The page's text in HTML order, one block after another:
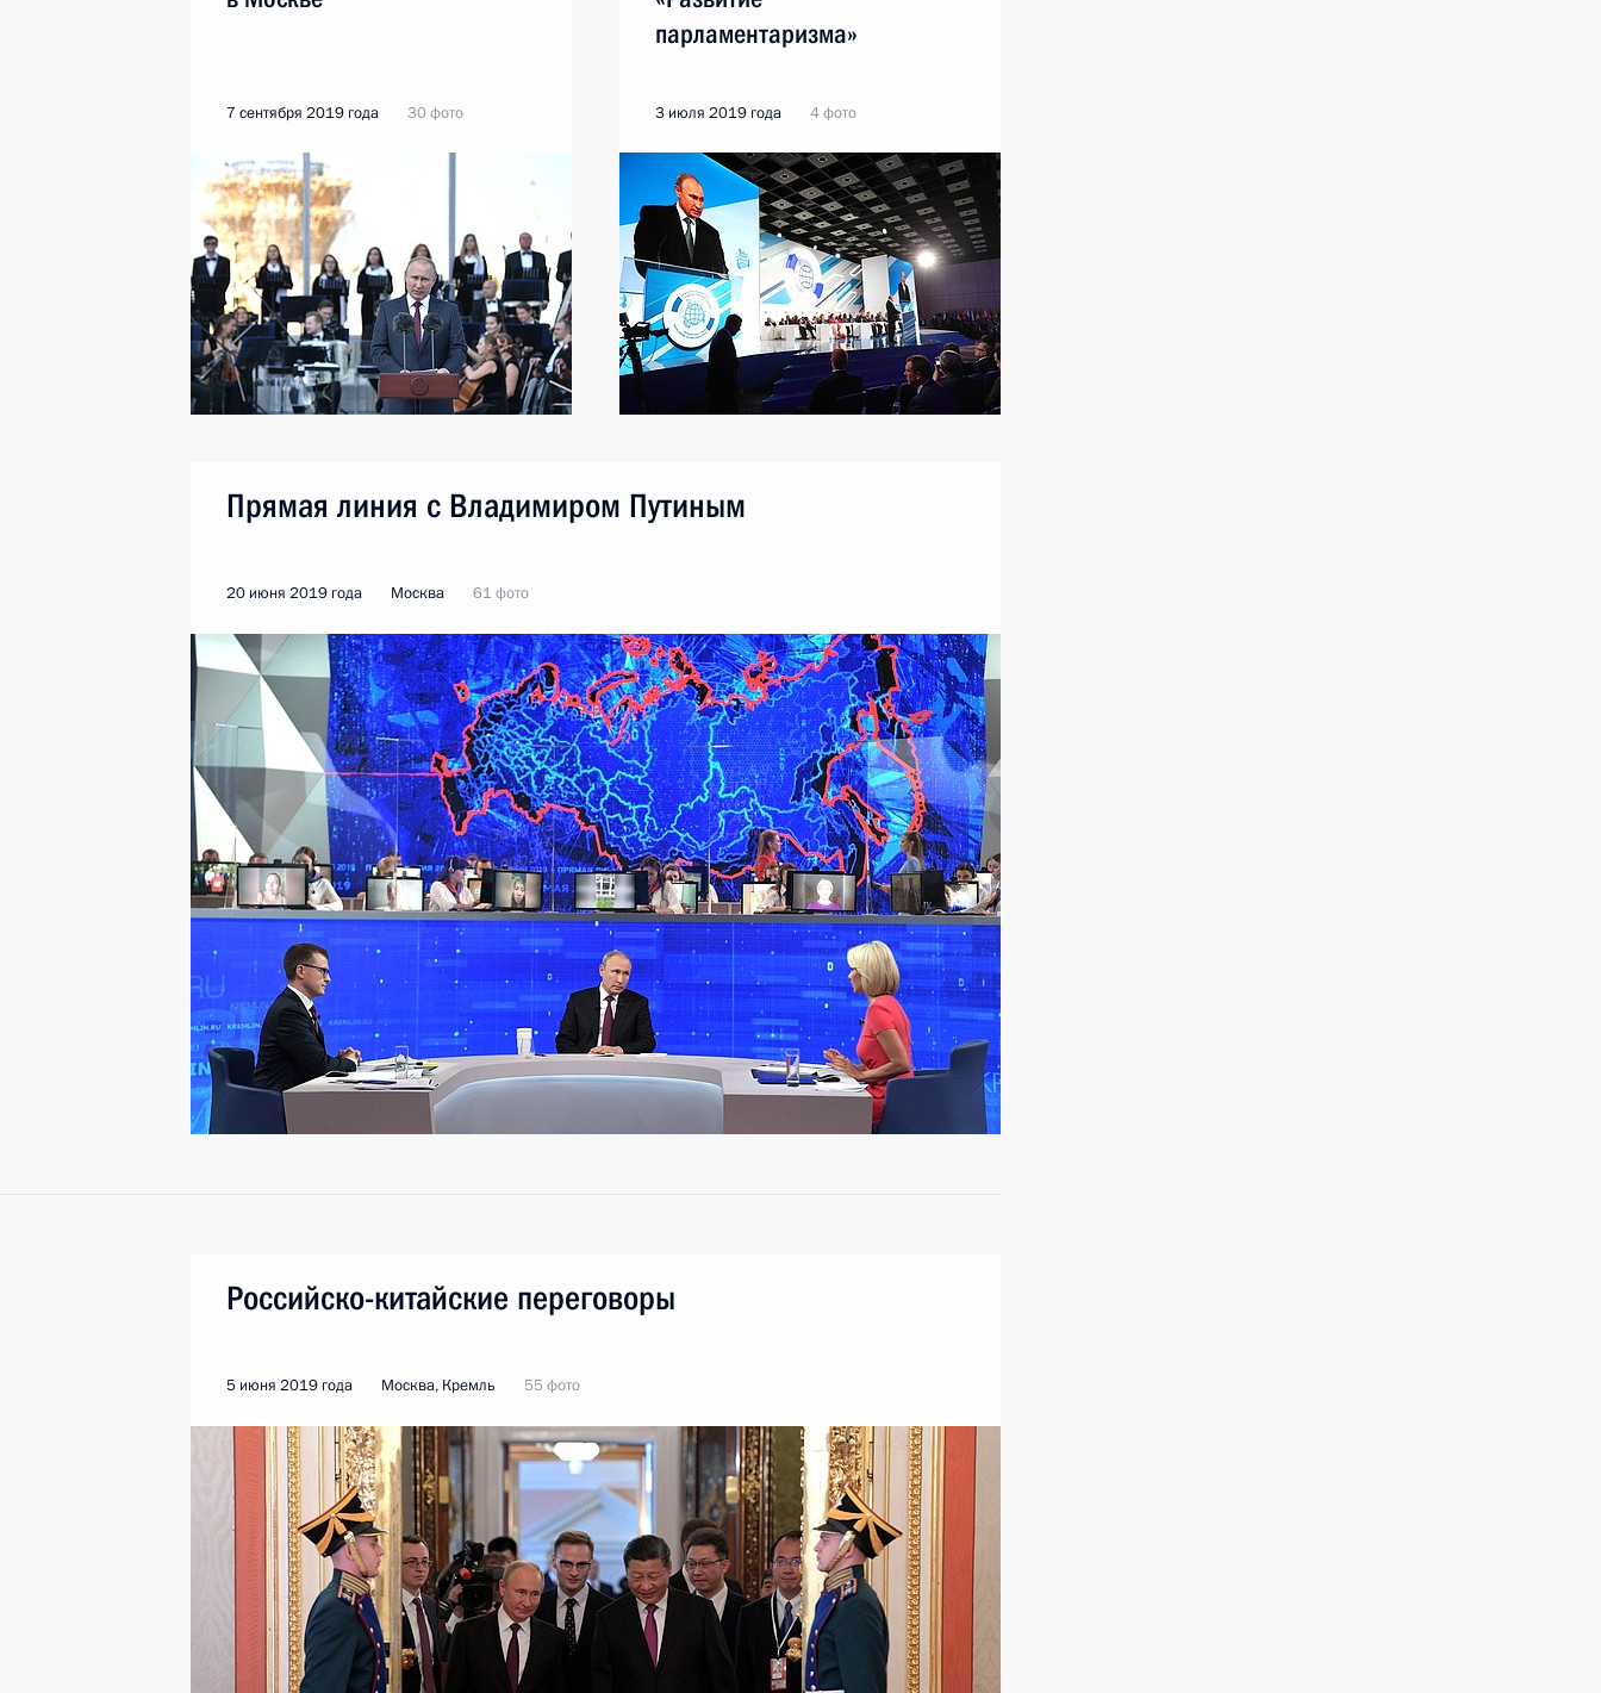
7 сентября 2019 года 30 фото
парламентаризма»
3 июля 2019 года 4 фото
Прямая линия с Владимиром Путиным
20 июня 2019 года Москва 61 фото
Российско-китайские переговоры
5 июня 2019 года Москва, Кремль 55 фото